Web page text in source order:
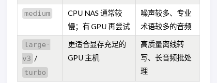
medium
CPU NAS 通常较
慢；有 GPU 再尝试
噪声较多、专业
术语较多的音频
large-
v3 /
turbo
更适合显存充足的
GPU 主机
高质量离线转
写、长音频批处
理